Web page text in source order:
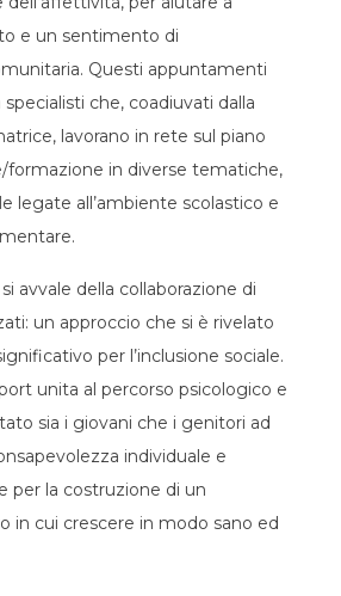
e un sentimento di
Questi appuntamenti
che, coadiuvati dalla
lavorano in rete sul piano
formazione in diverse tematiche,
legate all’ambiente scolastico e
avvale della collaborazione di
un approccio che si è rivelato
per l’inclusione sociale.
unita al percorso psicologico e
sia i giovani che i genitori ad
individuale e
per la costruzione di un
in cui crescere in modo sano ed